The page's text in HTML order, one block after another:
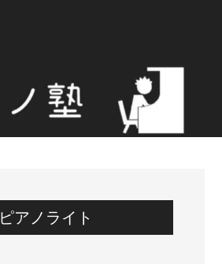
ピアノライト